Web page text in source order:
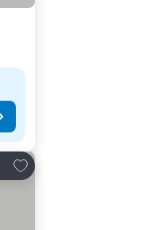
Lisää suosikkeihin